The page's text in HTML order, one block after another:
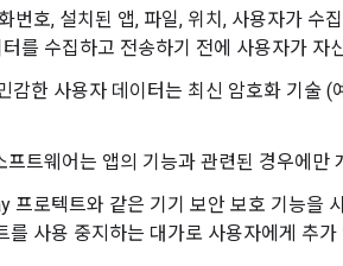
번호, 설치된 앱, 파일, 위치, 사용자가
터를 수집하고 전송하기 전에 사용자가
감한 사용자 데이터는 최신 암호화 기술
프트웨어는 앱의 기능과 관련된 경우에
프로텍트와 같은 기기 보안 보호 기능을
를 사용 중지하는 대가로 사용자에게 추